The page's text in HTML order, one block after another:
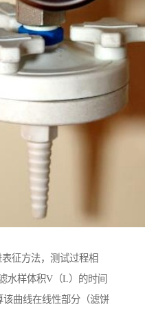
征方法，测试过程相
水样体积V（L）的时间
曲线在线性部分（滤饼